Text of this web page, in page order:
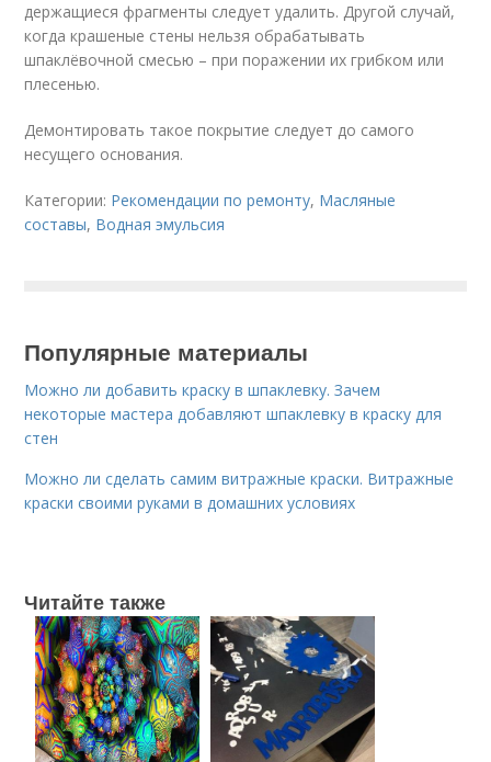
держащиеся фрагменты следует удалить. Другой случай,
когда крашеные стены нельзя обрабатывать
шпаклёвочной смесью – при поражении их грибком или
плесенью.
Демонтировать такое покрытие следует до самого
несущего основания.
Категории: Рекомендации по ремонту, Масляные
составы, Водная эмульсия
Популярные материалы
Можно ли добавить краску в шпаклевку. Зачем
некоторые мастера добавляют шпаклевку в краску для
стен
Можно ли сделать самим витражные краски. Витражные
краски своими руками в домашних условиях
Читайте также